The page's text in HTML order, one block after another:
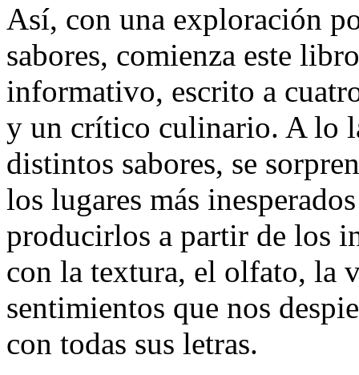
Así, con una exploración
sabores, comienza este
informativo, escrito a
y un crítico culinario. A lo
distintos sabores, se
los lugares más
producirlos a partir de los
con la textura, el olfato, la
sentimientos que nos
con todas sus letras.